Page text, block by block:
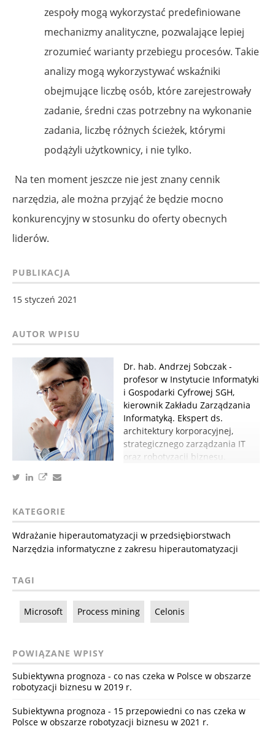
zespoły mogą wykorzystać predefiniowane
mechanizmy analityczne, pozwalające lepiej
zrozumieć warianty przebiegu procesów. Takie
analizy mogą wykorzystywać wskaźniki
obejmujące liczbę osób, które zarejestrowały
zadanie, średni czas potrzebny na wykonanie
zadania, liczbę różnych ścieżek, którymi
podążyli użytkownicy, i nie tylko.
Na ten moment jeszcze nie jest znany cennik
narzędzia, ale można przyjąć że będzie mocno
konkurencyjny w stosunku do oferty obecnych
liderów.
PUBLIKACJA
15 styczeń 2021
Dr. hab. Andrzej Sobczak -
profesor w Instytucie Informatyki
i Gospodarki Cyfrowej SGH,
kierownik Zakładu Zarządzania
Informatyką. Ekspert ds.
architektury korporacyjnej,
strategicznego zarządzania IT
oraz robotyzacji biznesu.
KATEGORIE
Wdrażanie hiperautomatyzacji w przedsiębiorstwach
Narzędzia informatyczne z zakresu hiperautomatyzacji
TAGI
Microsoft Process mining Celonis
POWIĄZANE WPISY
Subiektywna prognoza - co nas czeka w Polsce w obszarze
robotyzacji biznesu w 2019 r.
Subiektywna prognoza - 15 przepowiedni co nas czeka w
Polsce w obszarze robotyzacji biznesu w 2021 r.